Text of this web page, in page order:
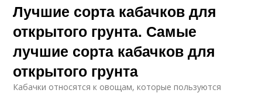
Лучшие сорта кабачков для
открытого грунта. Самые
лучшие сорта кабачков для
открытого грунта
Кабачки относятся к овощам, которые пользуются